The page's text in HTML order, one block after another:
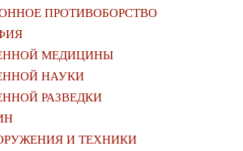
ПРОТИВОБОРСТВО
МЕДИЦИНЫ
НАУКИ
РАЗВЕДКИ
И ТЕХНИКИ